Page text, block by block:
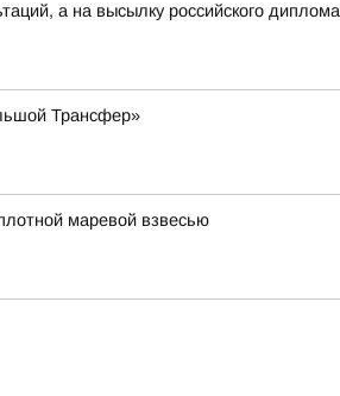
а на высылку российского
Трансфер»
маревой взвесью